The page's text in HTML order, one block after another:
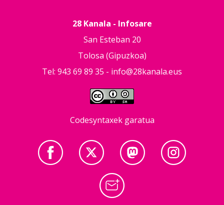
28 Kanala - Infosare
San Esteban 20
Tolosa (Gipuzkoa)
Tel: 943 69 89 35 - info@28kanala.eus
Codesyntaxek garatua